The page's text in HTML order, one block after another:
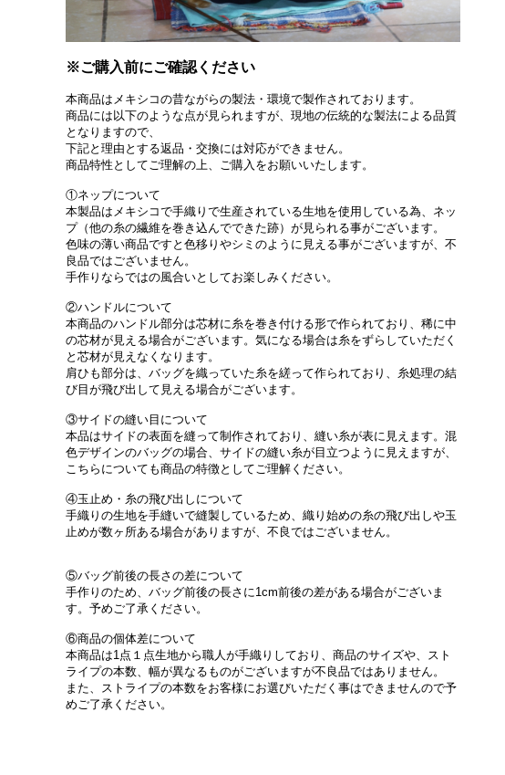
※ご購入前にご確認ください
本商品はメキシコの昔ながらの製法・環境で製作されております。
商品には以下のような点が見られますが、現地の伝統的な製法による品質
となりますので、
下記と理由とする返品・交換には対応ができません。
商品特性としてご理解の上、ご購入をお願いいたします。
①ネップについて
本製品はメキシコで手織りで生産されている生地を使用している為、ネッ
プ（他の糸の繊維を巻き込んでできた跡）が見られる事がございます。
色味の薄い商品ですと色移りやシミのように見える事がございますが、不
良品ではございません。
手作りならではの風合いとしてお楽しみください。
②ハンドルについて
本商品のハンドル部分は芯材に糸を巻き付ける形で作られており、稀に中
の芯材が見える場合がございます。気になる場合は糸をずらしていただく
と芯材が見えなくなります。
肩ひも部分は、バッグを織っていた糸を縒って作られており、糸処理の結
び目が飛び出して見える場合がございます。
③サイドの縫い目について
本品はサイドの表面を縫って制作されており、縫い糸が表に見えます。混
色デザインのバッグの場合、サイドの縫い糸が目立つように見えますが、
こちらについても商品の特徴としてご理解ください。
④玉止め・糸の飛び出しについて
手織りの生地を手縫いで縫製しているため、織り始めの糸の飛び出しや玉
止めが数ヶ所ある場合がありますが、不良ではございません。
⑤バッグ前後の長さの差について
手作りのため、バッグ前後の長さに1cm前後の差がある場合がございま
す。予めご了承ください。
⑥商品の個体差について
本商品は1点１点生地から職人が手織りしており、商品のサイズや、スト
ライプの本数、幅が異なるものがございますが不良品ではありません。
また、ストライプの本数をお客様にお選びいただく事はできませんので予
めご了承ください。